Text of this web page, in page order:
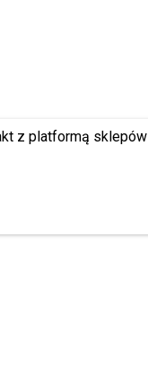
z platformą sklepów